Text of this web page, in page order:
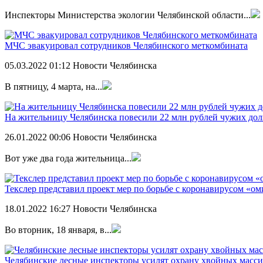
Инспекторы Министерства экологии Челябинской области...
МЧС эвакуировал сотрудников Челябинского меткомбината
05.03.2022 01:12 Новости Челябинска
В пятницу, 4 марта, на...
На жительницу Челябинска повесили 22 млн рублей чужих
26.01.2022 00:06 Новости Челябинска
Вот уже два года жительница...
Текслер представил проект мер по борьбе с коронавирусом
18.01.2022 16:27 Новости Челябинска
Во вторник, 18 января, в...
Челябинские лесные инспекторы усилят охрану хвойных